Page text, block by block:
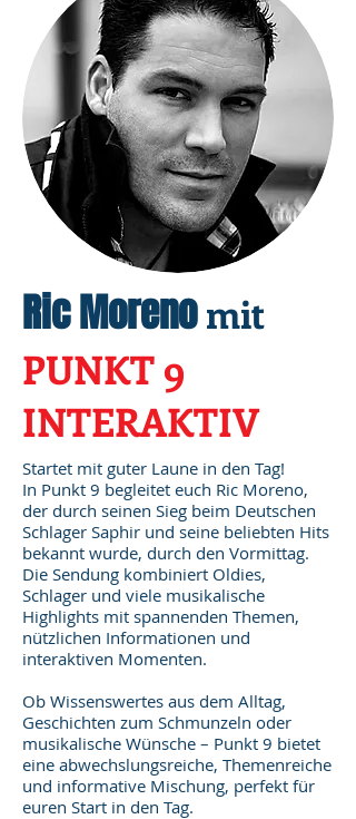
Ric Morenomit
PUNKT 9
INTERAKTIV
Startet mit guter Laune in den Tag!
In Punkt 9 begleitet euch Ric Moreno,
der durch seinen Sieg beim Deutschen
Schlager Saphir und seine beliebten Hits
bekannt wurde, durch den Vormittag.
Die Sendung kombiniert Oldies,
Schlager und viele musikalische
Highlights mit spannenden Themen,
nützlichen Informationen und
interaktiven Momenten.
Ob Wissenswertes aus dem Alltag,
Geschichten zum Schmunzeln oder
musikalische Wünsche – Punkt 9 bietet
eine abwechslungsreiche, Themenreiche
und informative Mischung, perfekt für
euren Start in den Tag.